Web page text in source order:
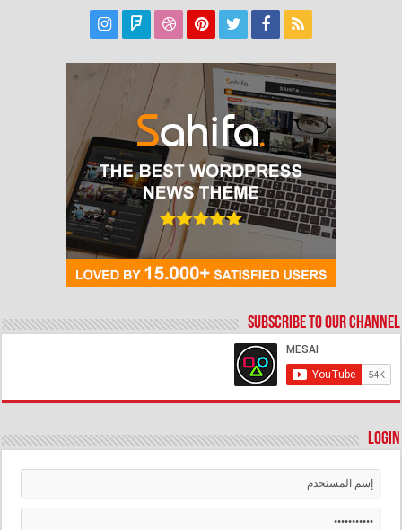
Subscribe to our Channel
Login